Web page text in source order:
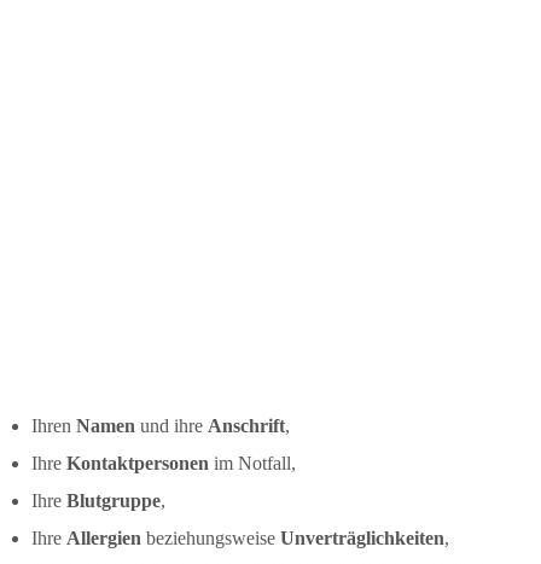
Ihren Namen und ihre Anschrift,
Ihre Kontaktpersonen im Notfall,
Ihre Blutgruppe,
Ihre Allergien beziehungsweise Unverträglichkeiten,